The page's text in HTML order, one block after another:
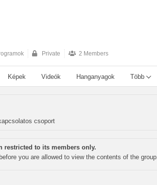
Private 2 Members
Képek Videók Hanganyagok Több
csoport
restricted to its members only.
you are allowed to view the contents of the group.